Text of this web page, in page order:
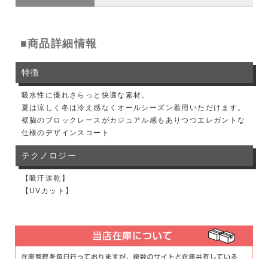
■商品詳細情報
特徴
吸水性に優れさらっと快適な素材。
夏は涼しく冬は冷え感なくオールシーズン着用いただけます。
裾脇のブロックレースがカジュアル感もありつつエレガントな
仕様のデザインスコート
テクノロジー
【吸汗速乾】
【UVカット】